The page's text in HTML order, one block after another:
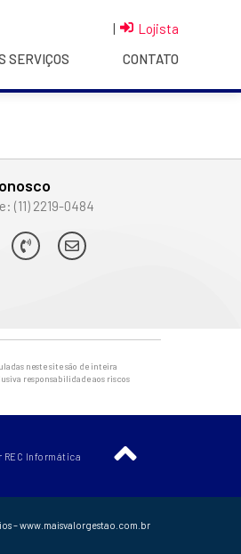
|
Lojista
SERVIÇOS CONTATO
(11) 2219-0484
neste site são de inteira
responsabilidade aos riscos
Informática
– www.maisvalorgestao.com.br